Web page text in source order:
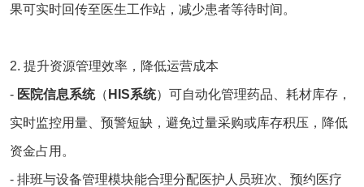
果可实时回传至医生工作站，减少患者等待时间。
2. 提升资源管理效率，降低运营成本
- 医院信息系统（ HIS系统）可自动化管理药品、耗材库存，
实时监控用量、预警短缺，避免过量采购或库存积压，降低
资金占用。
- 排班与设备管理模块能合理分配医护人员班次、预约医疗